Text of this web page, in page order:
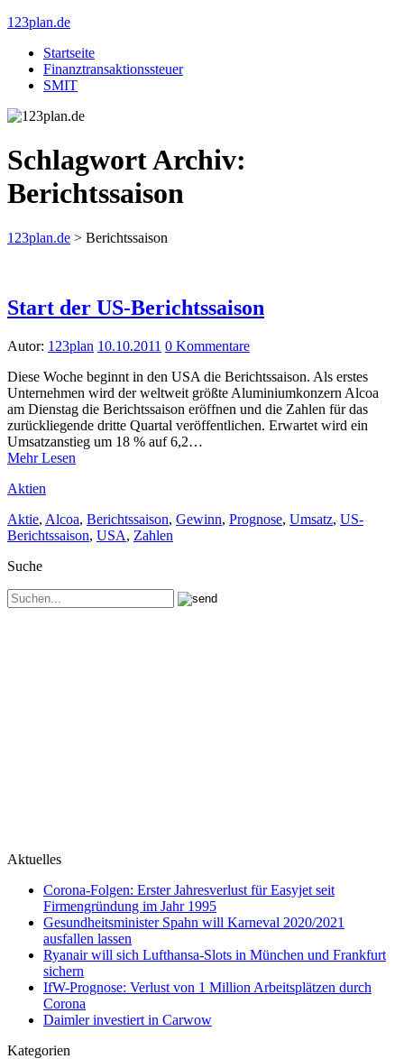
123plan.de
Startseite
Finanztransaktionssteuer
SMIT
Schlagwort Archiv:
Berichtssaison
123plan.de > Berichtssaison
Start der US-Berichtssaison
Autor: 123plan 10.10.2011 0 Kommentare
Diese Woche beginnt in den USA die Berichtssaison. Als erstes
Unternehmen wird der weltweit größte Aluminiumkonzern Alcoa
am Dienstag die Berichtssaison eröffnen und die Zahlen für das
zurückliegende dritte Quartal veröffentlichen. Erwartet wird ein
Umsatzanstieg um 18 % auf 6,2…
Mehr Lesen
Aktien
Aktie, Alcoa, Berichtssaison, Gewinn, Prognose, Umsatz, US-
Berichtssaison, USA, Zahlen
Suche
Aktuelles
Corona-Folgen: Erster Jahresverlust für Easyjet seit
Firmengründung im Jahr 1995
Gesundheitsminister Spahn will Karneval 2020/2021
ausfallen lassen
Ryanair will sich Lufthansa-Slots in München und Frankfurt
sichern
IfW-Prognose: Verlust von 1 Million Arbeitsplätzen durch
Corona
Daimler investiert in Carwow
Kategorien